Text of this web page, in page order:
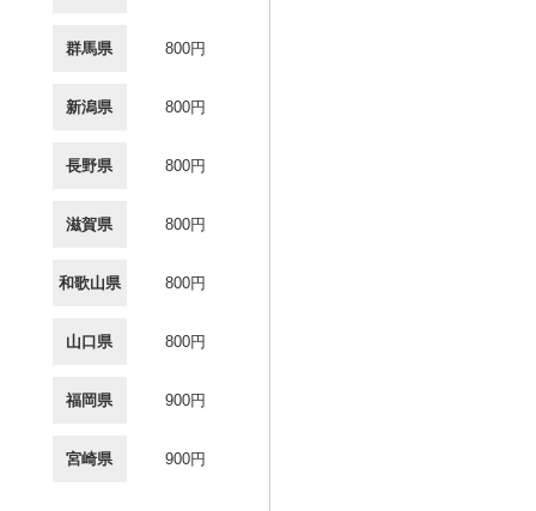
群馬県 800円
新潟県 800円
長野県 800円
滋賀県 800円
和歌山県 800円
山口県 800円
福岡県 900円
宮崎県 900円